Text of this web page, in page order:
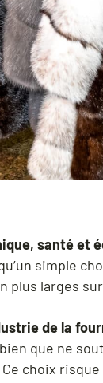
santé et
qu’un
plus larges
de la
que ne
choix risque